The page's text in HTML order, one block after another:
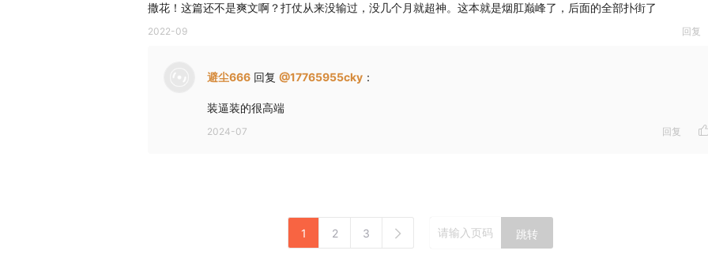
撒花！这篇还不是爽文啊？打仗从来没输过，没几个月就超神。这本就是烟肛巅峰了，后面的全部扑街了
2022-09 回复
避尘666 回复 @17765955cky ：
装逼装的很高端
2024-07 回复
1 2 3 跳转